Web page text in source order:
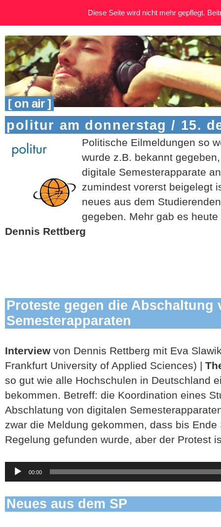
[ on air ]
politur am donnerstag / 15.
Politische Eilmeldungen so
wurde z.B. bekannt
digitale Semesterapparate
zumindest vorerst beigelegt
neues aus dem
gegeben. Mehr gab es
Dennis Rettberg
Proteste gegen die Abschaltung
Semesterapparaten
Interviewvon Dennis Rettberg mit Eva
Frankfurt University of Applied Sciences) |
so gut wie alle Hochschulen in Deutschland
bekommen. Betreff: die Koordination eines
Abschlatung von digitalen
zwar die Meldung gekommen, dass bis
Regelung gefunden wurde, aber der Protest
Audio-
Player
00:00
Neues aus dem SP
Diese Seite wird nicht mehr gepflegt.